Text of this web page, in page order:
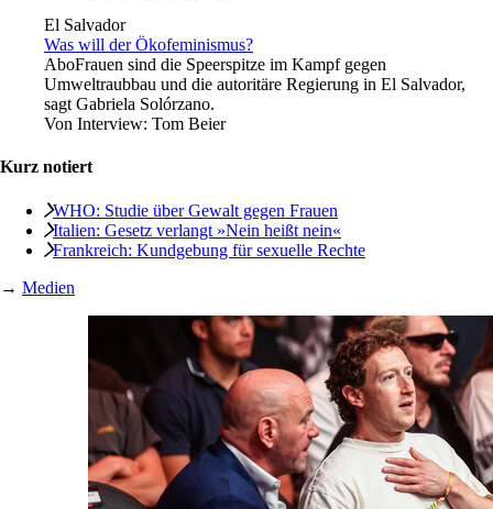
El Salvador
Was will der Ökofeminismus?
AboFrauen sind die Speerspitze im Kampf gegen
Umweltraubbau und die autoritäre Regierung in El Salvador,
sagt Gabriela Solórzano.
Von Interview: Tom Beier
Kurz notiert
WHO: Studie über Gewalt gegen Frauen
Italien: Gesetz verlangt »Nein heißt nein«
Frankreich: Kundgebung für sexuelle Rechte
→ Medien